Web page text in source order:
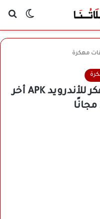
الوضع
مهكرة
تحميل تطبيق Teo Plus مهكر للأندرويد APK أخر